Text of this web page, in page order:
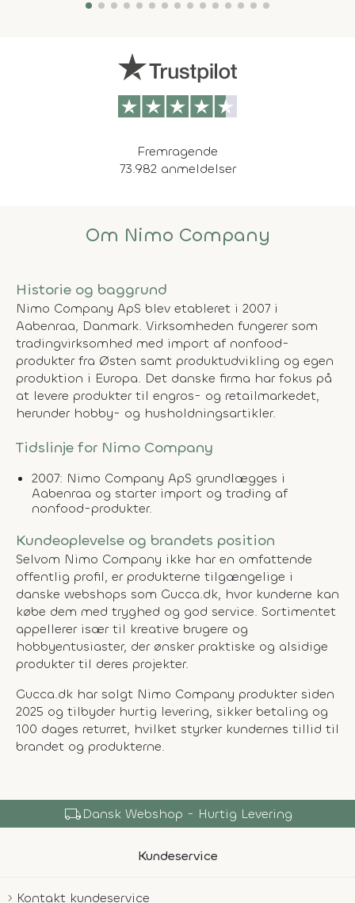
Fremragende
73.982 anmeldelser
Om Nimo Company
Historie og baggrund
Nimo Company ApS blev etableret i 2007 i
Aabenraa, Danmark. Virksomheden fungerer som
tradingvirksomhed med import af nonfood-
produkter fra Østen samt produktudvikling og egen
produktion i Europa. Det danske firma har fokus på
at levere produkter til engros- og retailmarkedet,
herunder hobby- og husholdningsartikler.
Tidslinje for Nimo Company
2007: Nimo Company ApS grundlægges i
Aabenraa og starter import og trading af
nonfood-produkter.
Kundeoplevelse og brandets position
Selvom Nimo Company ikke har en omfattende
offentlig profil, er produkterne tilgængelige i
danske webshops som Gucca.dk, hvor kunderne kan
købe dem med tryghed og god service. Sortimentet
appellerer især til kreative brugere og
hobbyentusiaster, der ønsker praktiske og alsidige
produkter til deres projekter.
Gucca.dk har solgt Nimo Company produkter siden
2025 og tilbyder hurtig levering, sikker betaling og
100 dages returret, hvilket styrker kundernes tillid til
brandet og produkterne.
shopping_bagOver 150.000 Produkter
Kundeservice
Kontakt kundeservice